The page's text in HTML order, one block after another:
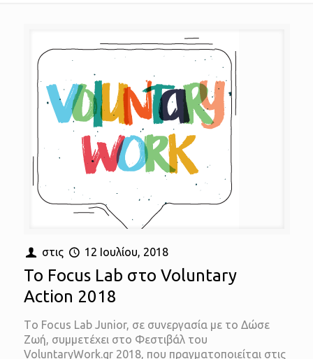
στις 12 Ιουλίου, 2018
Το Focus Lab στο Voluntary
Action 2018
Tο Focus Lab Junior, σε συνεργασία με το Δώσε
Ζωή, συμμετέχει στο Φεστιβάλ του
VoluntaryWork.gr 2018, που πραγματοποιείται στις